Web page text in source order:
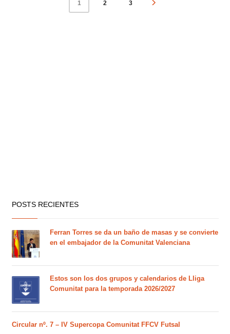
1 2 3
POSTS RECIENTES
Ferran Torres se da un baño de masas y se convierte
en el embajador de la Comunitat Valenciana
Estos son los dos grupos y calendarios de Lliga
Comunitat para la temporada 2026/2027
Circular nº. 7 – IV Supercopa Comunitat FFCV Futsal